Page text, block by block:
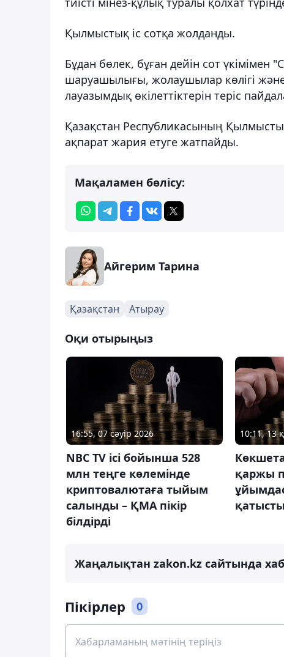
Қылмыстық іс сотқа жолданды.
Бұдан бөлек, бұған дейін сот
шаруашылығы, жолаушылар көлігі
лауазымдық өкілеттіктерін теріс
Қазақстан Республикасының
ақпарат жария етуге жатпайды.
Мақаламен бөлісу:
Айгерим Тарина
Қазақстан Атырау
Оқи отырыңыз
16:55, 07 сәуір 2026
NBC TV ісі бойынша 528
млн теңге көлемінде
криптовалютаға тыйым
салынды – ҚМА пікір
білдірді
10:11, 13
қаржы
Жаңалықтан zakon.kz сайтында
Пікірлер 0